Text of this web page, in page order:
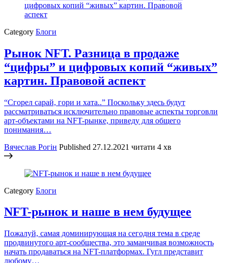
Category Блоги
Рынок NFT. Разница в продаже
“цифры” и цифровых копий “живых”
картин. Правовой аспект
“Сгорел сарай, гори и хата..” Поскольку здесь будут
рассматриваться исключительно правовые аспекты торговли
арт-объектами на NFT-рынке, приведу для общего
понимания…
Вячеслав Рогін Published 27.12.2021 читати 4 хв
Category Блоги
NFT-рынок и наше в нем будущее
Пожалуй, самая доминирующая на сегодня тема в среде
продвинутого арт-сообщества, это заманчивая возможность
начать продаваться на NFT-платформах. Гугл представит
любому…